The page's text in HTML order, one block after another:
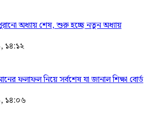
অধ্যায় শেষ, শুরু হচ্ছে নতুন অধ্যায়
১৪:১২
ফলাফল নিয়ে সর্বশেষ যা জানাল শিক্ষা বোর্ড
১৪:০৬